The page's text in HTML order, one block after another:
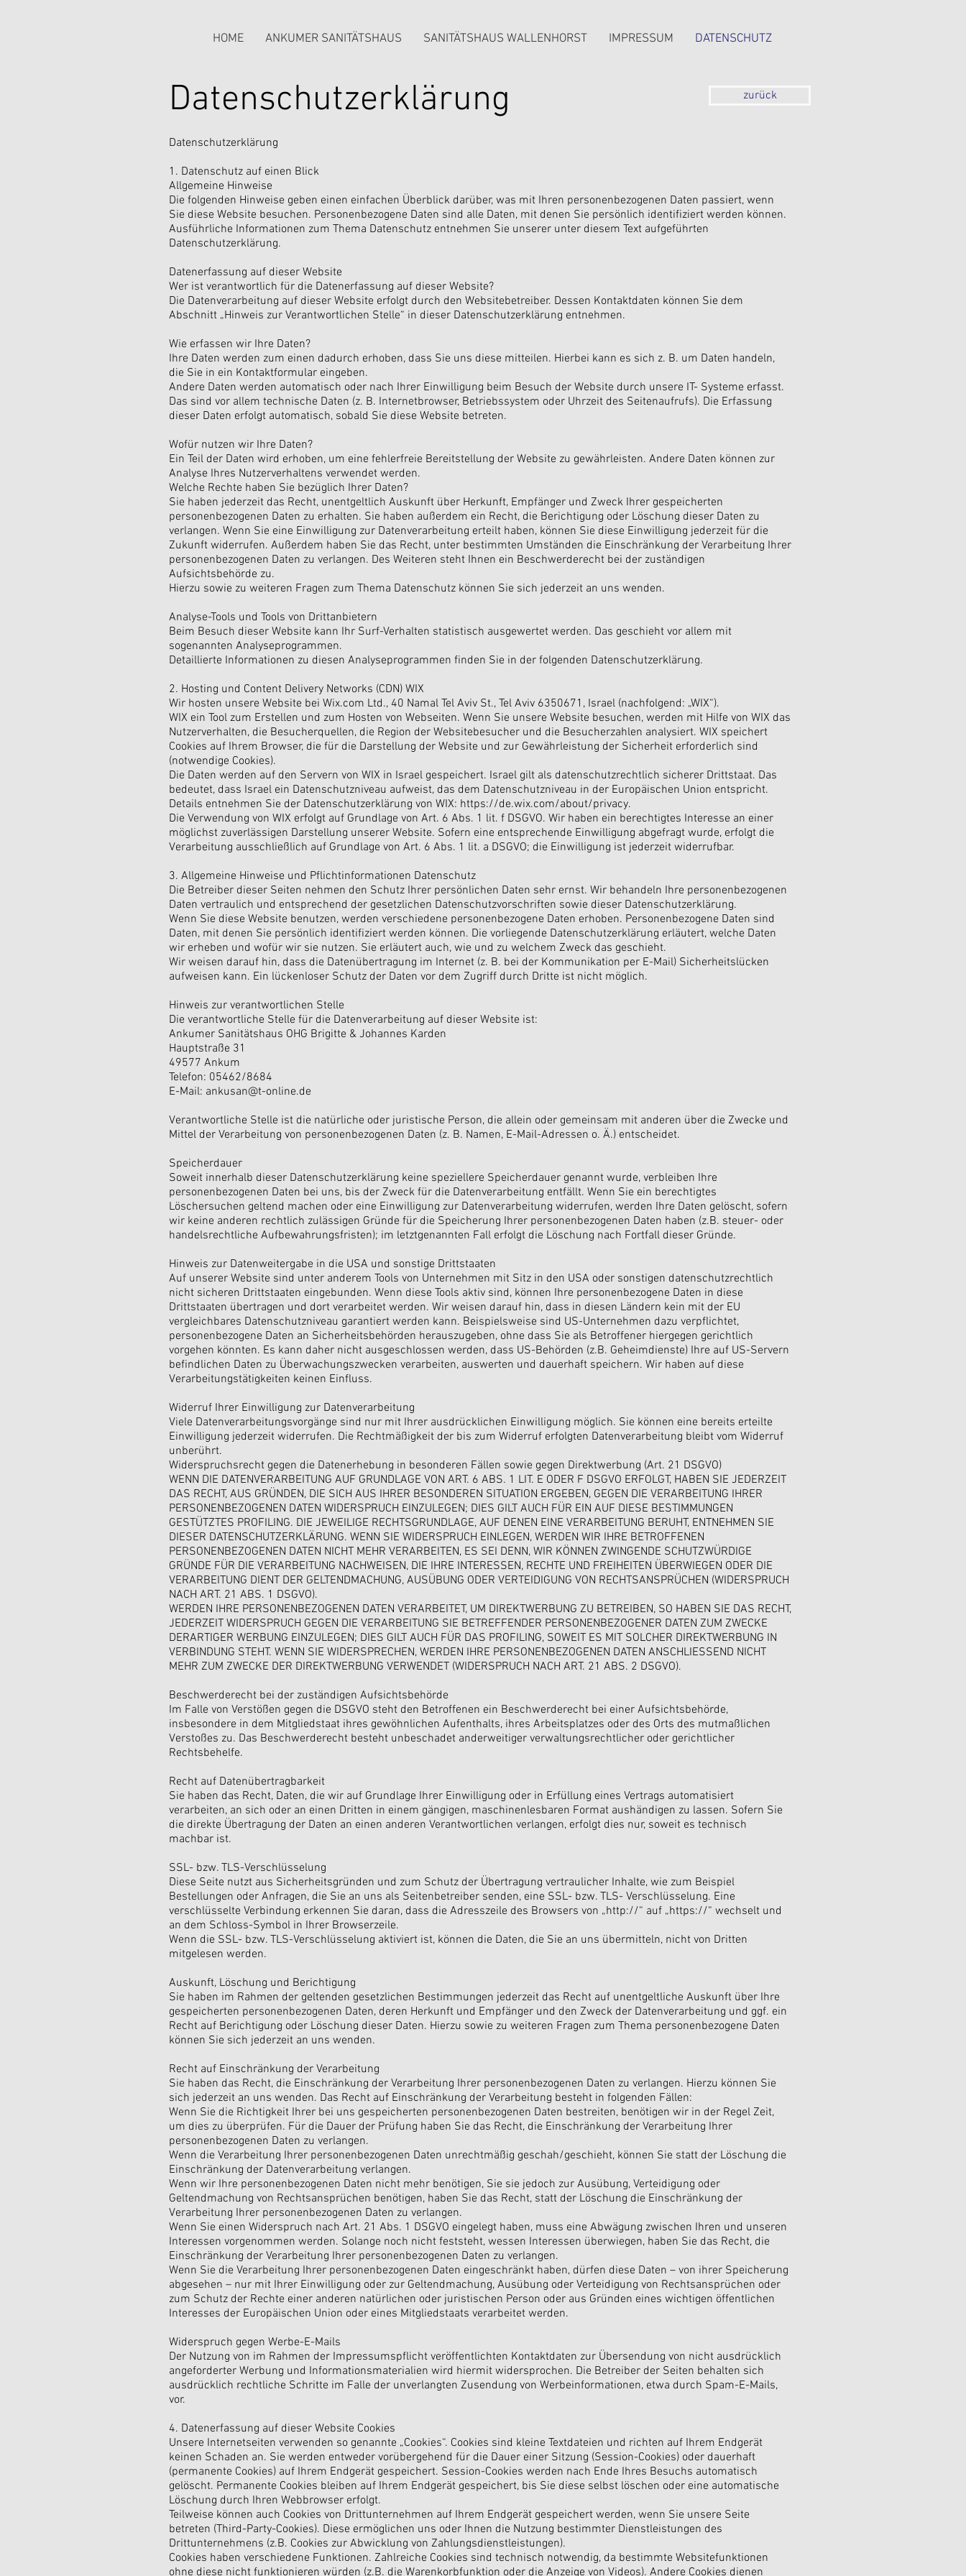
HOME ANKUMER SANITÄTSHAUS SANITÄTSHAUS WALLENHORST IMPRESSUM DATENSCHUTZ
Datenschutzerklärung zurück
Datenschutzerklärung
1. Datenschutz auf einen Blick
Allgemeine Hinweise
Die folgenden Hinweise geben einen einfachen Überblick darüber, was mit Ihren personenbezogenen Daten passiert, wenn
Sie diese Website besuchen. Personenbezogene Daten sind alle Daten, mit denen Sie persönlich identifiziert werden können.
Ausführliche Informationen zum Thema Datenschutz entnehmen Sie unserer unter diesem Text aufgeführten
Datenschutzerklärung.
Datenerfassung auf dieser Website
Wer ist verantwortlich für die Datenerfassung auf dieser Website?
Die Datenverarbeitung auf dieser Website erfolgt durch den Websitebetreiber. Dessen Kontaktdaten können Sie dem
Abschnitt „Hinweis zur Verantwortlichen Stelle“ in dieser Datenschutzerklärung entnehmen.
Wie erfassen wir Ihre Daten?
Ihre Daten werden zum einen dadurch erhoben, dass Sie uns diese mitteilen. Hierbei kann es sich z. B. um Daten handeln,
die Sie in ein Kontaktformular eingeben.
Andere Daten werden automatisch oder nach Ihrer Einwilligung beim Besuch der Website durch unsere IT- Systeme erfasst.
Das sind vor allem technische Daten (z. B. Internetbrowser, Betriebssystem oder Uhrzeit des Seitenaufrufs). Die Erfassung
dieser Daten erfolgt automatisch, sobald Sie diese Website betreten.
Wofür nutzen wir Ihre Daten?
Ein Teil der Daten wird erhoben, um eine fehlerfreie Bereitstellung der Website zu gewährleisten. Andere Daten können zur
Analyse Ihres Nutzerverhaltens verwendet werden.
Welche Rechte haben Sie bezüglich Ihrer Daten?
Sie haben jederzeit das Recht, unentgeltlich Auskunft über Herkunft, Empfänger und Zweck Ihrer gespeicherten
personenbezogenen Daten zu erhalten. Sie haben außerdem ein Recht, die Berichtigung oder Löschung dieser Daten zu
verlangen. Wenn Sie eine Einwilligung zur Datenverarbeitung erteilt haben, können Sie diese Einwilligung jederzeit für die
Zukunft widerrufen. Außerdem haben Sie das Recht, unter bestimmten Umständen die Einschränkung der Verarbeitung Ihrer
personenbezogenen Daten zu verlangen. Des Weiteren steht Ihnen ein Beschwerderecht bei der zuständigen
Aufsichtsbehörde zu.
Hierzu sowie zu weiteren Fragen zum Thema Datenschutz können Sie sich jederzeit an uns wenden.
Analyse-Tools und Tools von Drittanbietern
Beim Besuch dieser Website kann Ihr Surf-Verhalten statistisch ausgewertet werden. Das geschieht vor allem mit
sogenannten Analyseprogrammen.
Detaillierte Informationen zu diesen Analyseprogrammen finden Sie in der folgenden Datenschutzerklärung.
2. Hosting und Content Delivery Networks (CDN) WIX
Wir hosten unsere Website bei Wix.com Ltd., 40 Namal Tel Aviv St., Tel Aviv 6350671, Israel (nachfolgend: „WIX“).
WIX ein Tool zum Erstellen und zum Hosten von Webseiten. Wenn Sie unsere Website besuchen, werden mit Hilfe von WIX das
Nutzerverhalten, die Besucherquellen, die Region der Websitebesucher und die Besucherzahlen analysiert. WIX speichert
Cookies auf Ihrem Browser, die für die Darstellung der Website und zur Gewährleistung der Sicherheit erforderlich sind
(notwendige Cookies).
Die Daten werden auf den Servern von WIX in Israel gespeichert. Israel gilt als datenschutzrechtlich sicherer Drittstaat. Das
bedeutet, dass Israel ein Datenschutzniveau aufweist, das dem Datenschutzniveau in der Europäischen Union entspricht.
Details entnehmen Sie der Datenschutzerklärung von WIX: https://de.wix.com/about/privacy.
Die Verwendung von WIX erfolgt auf Grundlage von Art. 6 Abs. 1 lit. f DSGVO. Wir haben ein berechtigtes Interesse an einer
möglichst zuverlässigen Darstellung unserer Website. Sofern eine entsprechende Einwilligung abgefragt wurde, erfolgt die
Verarbeitung ausschließlich auf Grundlage von Art. 6 Abs. 1 lit. a DSGVO; die Einwilligung ist jederzeit widerrufbar.
3. Allgemeine Hinweise und Pflichtinformationen Datenschutz
Die Betreiber dieser Seiten nehmen den Schutz Ihrer persönlichen Daten sehr ernst. Wir behandeln Ihre personenbezogenen
Daten vertraulich und entsprechend der gesetzlichen Datenschutzvorschriften sowie dieser Datenschutzerklärung.
Wenn Sie diese Website benutzen, werden verschiedene personenbezogene Daten erhoben. Personenbezogene Daten sind
Daten, mit denen Sie persönlich identifiziert werden können. Die vorliegende Datenschutzerklärung erläutert, welche Daten
wir erheben und wofür wir sie nutzen. Sie erläutert auch, wie und zu welchem Zweck das geschieht.
Wir weisen darauf hin, dass die Datenübertragung im Internet (z. B. bei der Kommunikation per E-Mail) Sicherheitslücken
aufweisen kann. Ein lückenloser Schutz der Daten vor dem Zugriff durch Dritte ist nicht möglich.
Hinweis zur verantwortlichen Stelle
Die verantwortliche Stelle für die Datenverarbeitung auf dieser Website ist:
Ankumer Sanitätshaus OHG Brigitte & Johannes Karden
Hauptstraße 31
49577 Ankum
Telefon: 05462/8684
E-Mail: ankusan@t-online.de
Verantwortliche Stelle ist die natürliche oder juristische Person, die allein oder gemeinsam mit anderen über die Zwecke und
Mittel der Verarbeitung von personenbezogenen Daten (z. B. Namen, E-Mail-Adressen o. Ä.) entscheidet.
Speicherdauer
Soweit innerhalb dieser Datenschutzerklärung keine speziellere Speicherdauer genannt wurde, verbleiben Ihre
personenbezogenen Daten bei uns, bis der Zweck für die Datenverarbeitung entfällt. Wenn Sie ein berechtigtes
Löschersuchen geltend machen oder eine Einwilligung zur Datenverarbeitung widerrufen, werden Ihre Daten gelöscht, sofern
wir keine anderen rechtlich zulässigen Gründe für die Speicherung Ihrer personenbezogenen Daten haben (z.B. steuer- oder
handelsrechtliche Aufbewahrungsfristen); im letztgenannten Fall erfolgt die Löschung nach Fortfall dieser Gründe.
Hinweis zur Datenweitergabe in die USA und sonstige Drittstaaten
Auf unserer Website sind unter anderem Tools von Unternehmen mit Sitz in den USA oder sonstigen datenschutzrechtlich
nicht sicheren Drittstaaten eingebunden. Wenn diese Tools aktiv sind, können Ihre personenbezogene Daten in diese
Drittstaaten übertragen und dort verarbeitet werden. Wir weisen darauf hin, dass in diesen Ländern kein mit der EU
vergleichbares Datenschutzniveau garantiert werden kann. Beispielsweise sind US-Unternehmen dazu verpflichtet,
personenbezogene Daten an Sicherheitsbehörden herauszugeben, ohne dass Sie als Betroffener hiergegen gerichtlich
vorgehen könnten. Es kann daher nicht ausgeschlossen werden, dass US-Behörden (z.B. Geheimdienste) Ihre auf US-Servern
befindlichen Daten zu Überwachungszwecken verarbeiten, auswerten und dauerhaft speichern. Wir haben auf diese
Verarbeitungstätigkeiten keinen Einfluss.
Widerruf Ihrer Einwilligung zur Datenverarbeitung
Viele Datenverarbeitungsvorgänge sind nur mit Ihrer ausdrücklichen Einwilligung möglich. Sie können eine bereits erteilte
Einwilligung jederzeit widerrufen. Die Rechtmäßigkeit der bis zum Widerruf erfolgten Datenverarbeitung bleibt vom Widerruf
unberührt.
Widerspruchsrecht gegen die Datenerhebung in besonderen Fällen sowie gegen Direktwerbung (Art. 21 DSGVO)
WENN DIE DATENVERARBEITUNG AUF GRUNDLAGE VON ART. 6 ABS. 1 LIT. E ODER F DSGVO ERFOLGT, HABEN SIE JEDERZEIT
DAS RECHT, AUS GRÜNDEN, DIE SICH AUS IHRER BESONDEREN SITUATION ERGEBEN, GEGEN DIE VERARBEITUNG IHRER
PERSONENBEZOGENEN DATEN WIDERSPRUCH EINZULEGEN; DIES GILT AUCH FÜR EIN AUF DIESE BESTIMMUNGEN
GESTÜTZTES PROFILING. DIE JEWEILIGE RECHTSGRUNDLAGE, AUF DENEN EINE VERARBEITUNG BERUHT, ENTNEHMEN SIE
DIESER DATENSCHUTZERKLÄRUNG. WENN SIE WIDERSPRUCH EINLEGEN, WERDEN WIR IHRE BETROFFENEN
PERSONENBEZOGENEN DATEN NICHT MEHR VERARBEITEN, ES SEI DENN, WIR KÖNNEN ZWINGENDE SCHUTZWÜRDIGE
GRÜNDE FÜR DIE VERARBEITUNG NACHWEISEN, DIE IHRE INTERESSEN, RECHTE UND FREIHEITEN ÜBERWIEGEN ODER DIE
VERARBEITUNG DIENT DER GELTENDMACHUNG, AUSÜBUNG ODER VERTEIDIGUNG VON RECHTSANSPRÜCHEN (WIDERSPRUCH
NACH ART. 21 ABS. 1 DSGVO).
WERDEN IHRE PERSONENBEZOGENEN DATEN VERARBEITET, UM DIREKTWERBUNG ZU BETREIBEN, SO HABEN SIE DAS RECHT,
JEDERZEIT WIDERSPRUCH GEGEN DIE VERARBEITUNG SIE BETREFFENDER PERSONENBEZOGENER DATEN ZUM ZWECKE
DERARTIGER WERBUNG EINZULEGEN; DIES GILT AUCH FÜR DAS PROFILING, SOWEIT ES MIT SOLCHER DIREKTWERBUNG IN
VERBINDUNG STEHT. WENN SIE WIDERSPRECHEN, WERDEN IHRE PERSONENBEZOGENEN DATEN ANSCHLIESSEND NICHT
MEHR ZUM ZWECKE DER DIREKTWERBUNG VERWENDET (WIDERSPRUCH NACH ART. 21 ABS. 2 DSGVO).
Beschwerderecht bei der zuständigen Aufsichtsbehörde
Im Falle von Verstößen gegen die DSGVO steht den Betroffenen ein Beschwerderecht bei einer Aufsichtsbehörde,
insbesondere in dem Mitgliedstaat ihres gewöhnlichen Aufenthalts, ihres Arbeitsplatzes oder des Orts des mutmaßlichen
Verstoßes zu. Das Beschwerderecht besteht unbeschadet anderweitiger verwaltungsrechtlicher oder gerichtlicher
Rechtsbehelfe.
Recht auf Datenübertragbarkeit
Sie haben das Recht, Daten, die wir auf Grundlage Ihrer Einwilligung oder in Erfüllung eines Vertrags automatisiert
verarbeiten, an sich oder an einen Dritten in einem gängigen, maschinenlesbaren Format aushändigen zu lassen. Sofern Sie
die direkte Übertragung der Daten an einen anderen Verantwortlichen verlangen, erfolgt dies nur, soweit es technisch
machbar ist.
SSL- bzw. TLS-Verschlüsselung
Diese Seite nutzt aus Sicherheitsgründen und zum Schutz der Übertragung vertraulicher Inhalte, wie zum Beispiel
Bestellungen oder Anfragen, die Sie an uns als Seitenbetreiber senden, eine SSL- bzw. TLS- Verschlüsselung. Eine
verschlüsselte Verbindung erkennen Sie daran, dass die Adresszeile des Browsers von „http://“ auf „https://“ wechselt und
an dem Schloss-Symbol in Ihrer Browserzeile.
Wenn die SSL- bzw. TLS-Verschlüsselung aktiviert ist, können die Daten, die Sie an uns übermitteln, nicht von Dritten
mitgelesen werden.
Auskunft, Löschung und Berichtigung
Sie haben im Rahmen der geltenden gesetzlichen Bestimmungen jederzeit das Recht auf unentgeltliche Auskunft über Ihre
gespeicherten personenbezogenen Daten, deren Herkunft und Empfänger und den Zweck der Datenverarbeitung und ggf. ein
Recht auf Berichtigung oder Löschung dieser Daten. Hierzu sowie zu weiteren Fragen zum Thema personenbezogene Daten
können Sie sich jederzeit an uns wenden.
Recht auf Einschränkung der Verarbeitung
Sie haben das Recht, die Einschränkung der Verarbeitung Ihrer personenbezogenen Daten zu verlangen. Hierzu können Sie
sich jederzeit an uns wenden. Das Recht auf Einschränkung der Verarbeitung besteht in folgenden Fällen:
Wenn Sie die Richtigkeit Ihrer bei uns gespeicherten personenbezogenen Daten bestreiten, benötigen wir in der Regel Zeit,
um dies zu überprüfen. Für die Dauer der Prüfung haben Sie das Recht, die Einschränkung der Verarbeitung Ihrer
personenbezogenen Daten zu verlangen.
Wenn die Verarbeitung Ihrer personenbezogenen Daten unrechtmäßig geschah/geschieht, können Sie statt der Löschung die
Einschränkung der Datenverarbeitung verlangen.
Wenn wir Ihre personenbezogenen Daten nicht mehr benötigen, Sie sie jedoch zur Ausübung, Verteidigung oder
Geltendmachung von Rechtsansprüchen benötigen, haben Sie das Recht, statt der Löschung die Einschränkung der
Verarbeitung Ihrer personenbezogenen Daten zu verlangen.
Wenn Sie einen Widerspruch nach Art. 21 Abs. 1 DSGVO eingelegt haben, muss eine Abwägung zwischen Ihren und unseren
Interessen vorgenommen werden. Solange noch nicht feststeht, wessen Interessen überwiegen, haben Sie das Recht, die
Einschränkung der Verarbeitung Ihrer personenbezogenen Daten zu verlangen.
Wenn Sie die Verarbeitung Ihrer personenbezogenen Daten eingeschränkt haben, dürfen diese Daten – von ihrer Speicherung
abgesehen – nur mit Ihrer Einwilligung oder zur Geltendmachung, Ausübung oder Verteidigung von Rechtsansprüchen oder
zum Schutz der Rechte einer anderen natürlichen oder juristischen Person oder aus Gründen eines wichtigen öffentlichen
Interesses der Europäischen Union oder eines Mitgliedstaats verarbeitet werden.
Widerspruch gegen Werbe-E-Mails
Der Nutzung von im Rahmen der Impressumspflicht veröffentlichten Kontaktdaten zur Übersendung von nicht ausdrücklich
angeforderter Werbung und Informationsmaterialien wird hiermit widersprochen. Die Betreiber der Seiten behalten sich
ausdrücklich rechtliche Schritte im Falle der unverlangten Zusendung von Werbeinformationen, etwa durch Spam-E-Mails,
vor.
4. Datenerfassung auf dieser Website Cookies
Unsere Internetseiten verwenden so genannte „Cookies“. Cookies sind kleine Textdateien und richten auf Ihrem Endgerät
keinen Schaden an. Sie werden entweder vorübergehend für die Dauer einer Sitzung (Session-Cookies) oder dauerhaft
(permanente Cookies) auf Ihrem Endgerät gespeichert. Session-Cookies werden nach Ende Ihres Besuchs automatisch
gelöscht. Permanente Cookies bleiben auf Ihrem Endgerät gespeichert, bis Sie diese selbst löschen oder eine automatische
Löschung durch Ihren Webbrowser erfolgt.
Teilweise können auch Cookies von Drittunternehmen auf Ihrem Endgerät gespeichert werden, wenn Sie unsere Seite
betreten (Third-Party-Cookies). Diese ermöglichen uns oder Ihnen die Nutzung bestimmter Dienstleistungen des
Drittunternehmens (z.B. Cookies zur Abwicklung von Zahlungsdienstleistungen).
Cookies haben verschiedene Funktionen. Zahlreiche Cookies sind technisch notwendig, da bestimmte Websitefunktionen
ohne diese nicht funktionieren würden (z.B. die Warenkorbfunktion oder die Anzeige von Videos). Andere Cookies dienen